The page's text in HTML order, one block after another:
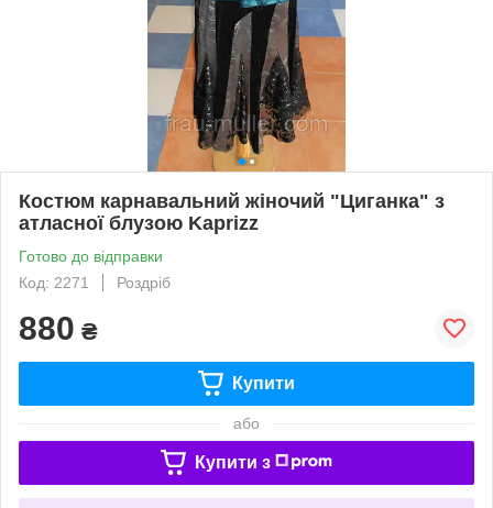
Костюм карнавальний жіночий "Циганка" з
атласної блузою Kaprizz
Готово до відправки
Код: 2271
Роздріб
880 ₴
Купити
або
Купити з